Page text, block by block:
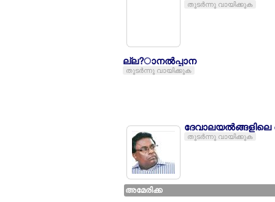
തുടര്‍ന്നു വായിക്കുക
ല്ല?ാനല്‍പ്പാന
തുടര്‍ന്നു വായിക്കുക
തുടര്‍ന്നു വായിക്കുക
അമേരിക്ക